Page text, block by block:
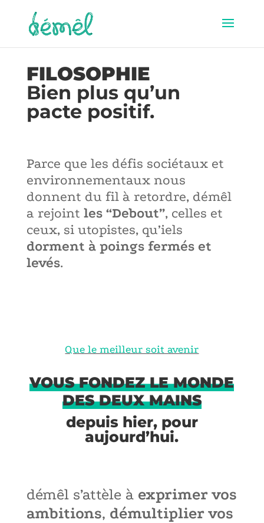
FILOSOPHIE
Bien plus qu’un
pacte positif.
Parce que les défis sociétaux et
environnementaux nous
donnent du fil à retordre, démêl
a rejoint les “Debout”, celles et
ceux, si utopistes, qu’iels
dorment à poings fermés et
levés.
Que le meilleur soit avenir
VOUS FONDEZ LE MONDE
DES DEUX MAINS
depuis hier, pour
aujourd’hui.
démêl s’attèle à exprimer vos
ambitions, démultiplier vos